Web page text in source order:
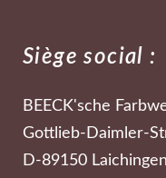
Siège social :
BEECK'sche
Gottlieb-Daimler-
D-89150 Laichingen